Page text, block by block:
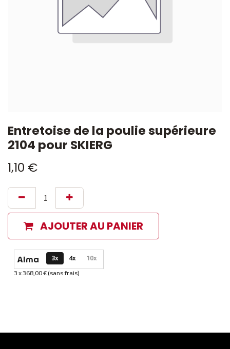
Entretoise de la poulie supérieure
2104 pour SKIERG
1,10 €
AJOUTER AU PANIER
Options de paiement disponibles
3x 4x 10x
Informations sur le plan de paiement sélectionné
3 x 368,00 € (sans frais)